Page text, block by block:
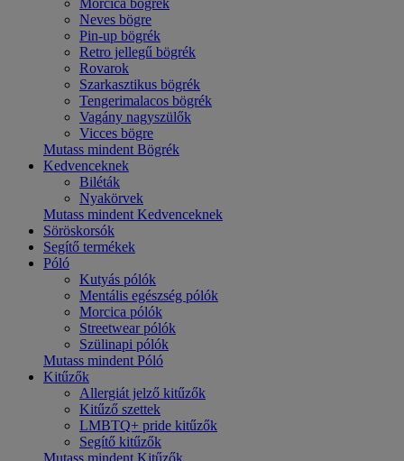
Morcica bögrék
Neves bögre
Pin-up bögrék
Retro jellegű bögrék
Rovarok
Szarkasztikus bögrék
Tengerimalacos bögrék
Vagány nagyszülők
Vicces bögre
Mutass mindent Bögrék
Kedvenceknek
Biléták
Nyakörvek
Mutass mindent Kedvenceknek
Söröskorsók
Segítő termékek
Póló
Kutyás pólók
Mentális egészség pólók
Morcica pólók
Streetwear pólók
Szülinapi pólók
Mutass mindent Póló
Kitűzők
Allergiát jelző kitűzők
Kitűző szettek
LMBTQ+ pride kitűzők
Segítő kitűzők
Mutass mindent Kitűzők